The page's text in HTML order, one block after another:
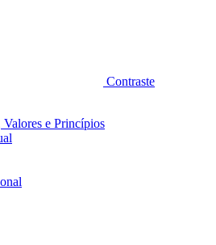
Contraste
e Princípios